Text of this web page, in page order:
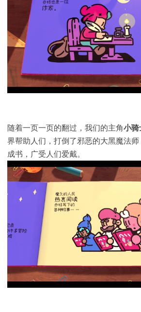
随着一页一页的翻过，我们的主角小骑
界帮助人们，打倒了邪恶的大黑魔法
成书，广受人们爱戴。